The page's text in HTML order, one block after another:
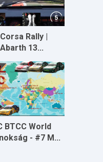
Rally |
13...
BTCC World
- #7 M...